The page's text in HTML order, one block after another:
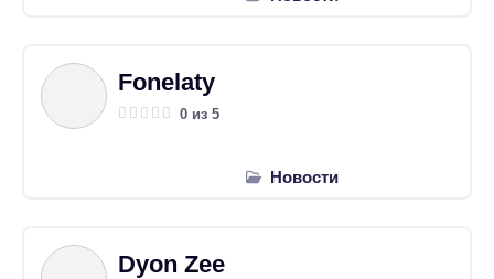
Fonelaty
0 из 5
Новости
Dyon Zee